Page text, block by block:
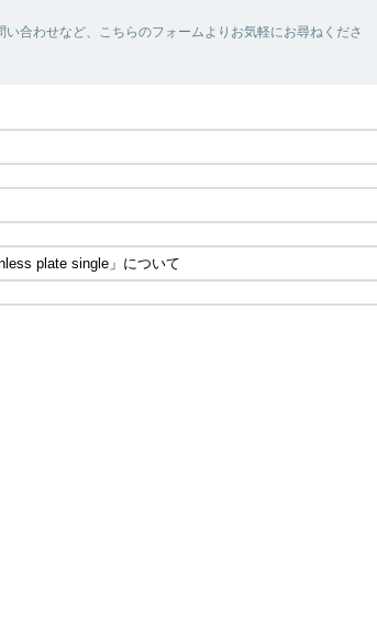
合わせなど、こちらのフォームよりお気軽にお尋ねくださ